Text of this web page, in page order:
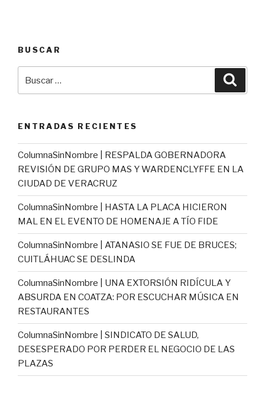
BUSCAR
por:
ENTRADAS RECIENTES
ColumnaSinNombre | RESPALDA GOBERNADORA
REVISIÓN DE GRUPO MAS Y WARDENCLYFFE EN LA
CIUDAD DE VERACRUZ
ColumnaSinNombre | HASTA LA PLACA HICIERON
MAL EN EL EVENTO DE HOMENAJE A TÍO FIDE
ColumnaSinNombre | ATANASIO SE FUE DE BRUCES;
CUITLÁHUAC SE DESLINDA
ColumnaSinNombre | UNA EXTORSIÓN RIDÍCULA Y
ABSURDA EN COATZA: POR ESCUCHAR MÚSICA EN
RESTAURANTES
ColumnaSinNombre | SINDICATO DE SALUD,
DESESPERADO POR PERDER EL NEGOCIO DE LAS
PLAZAS